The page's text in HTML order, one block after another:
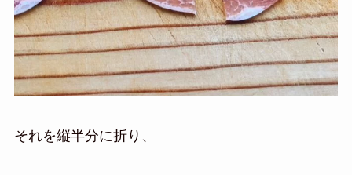
それを縦半分に折り、